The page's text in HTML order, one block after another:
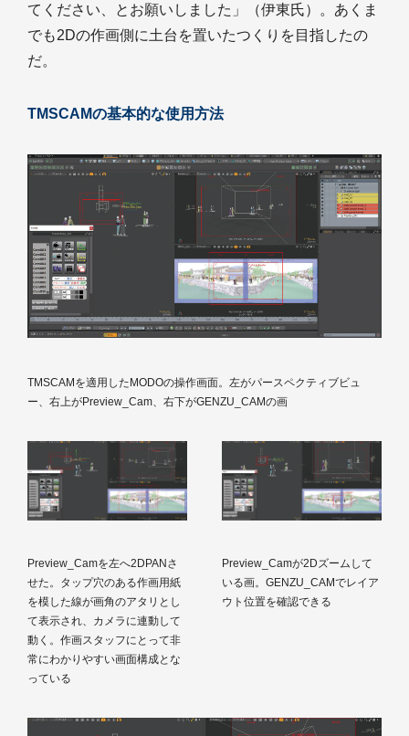
てください、とお願いしました」（伊東氏）。あくま
でも2Dの作画側に土台を置いたつくりを目指したの
だ。
TMSCAMの基本的な使用方法
TMSCAMを適用したMODOの操作画面。左がパースペクティブビュ
ー、右上がPreview_Cam、右下がGENZU_CAMの画
Preview_Camを左へ2DPANさ
せた。タップ穴のある作画用紙
を模した線が画角のアタリとし
て表示され、カメラに連動して
動く。作画スタッフにとって非
常にわかりやすい画面構成とな
っている
Preview_Camが2Dズームして
いる画。GENZU_CAMでレイア
ウト位置を確認できる